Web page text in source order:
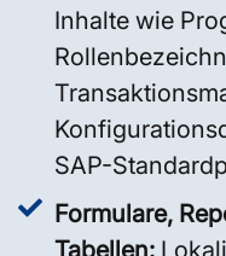
Inhalte wie
SAP-
Formulare,
Tabellen: